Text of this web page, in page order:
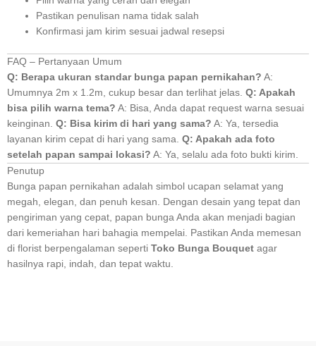
Pastikan penulisan nama tidak salah
Konfirmasi jam kirim sesuai jadwal resepsi
FAQ – Pertanyaan Umum
Q: Berapa ukuran standar bunga papan pernikahan? A:
Umumnya 2m x 1.2m, cukup besar dan terlihat jelas. Q: Apakah
bisa pilih warna tema? A: Bisa, Anda dapat request warna sesuai
keinginan. Q: Bisa kirim di hari yang sama? A: Ya, tersedia
layanan kirim cepat di hari yang sama. Q: Apakah ada foto
setelah papan sampai lokasi? A: Ya, selalu ada foto bukti kirim.
Penutup
Bunga papan pernikahan adalah simbol ucapan selamat yang
megah, elegan, dan penuh kesan. Dengan desain yang tepat dan
pengiriman yang cepat, papan bunga Anda akan menjadi bagian
dari kemeriahan hari bahagia mempelai. Pastikan Anda memesan
di florist berpengalaman seperti Toko Bunga Bouquet agar
hasilnya rapi, indah, dan tepat waktu.